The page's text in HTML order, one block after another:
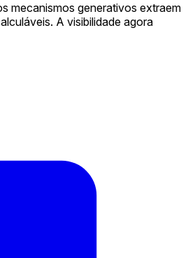
mecanismos generativos extraem
A visibilidade agora